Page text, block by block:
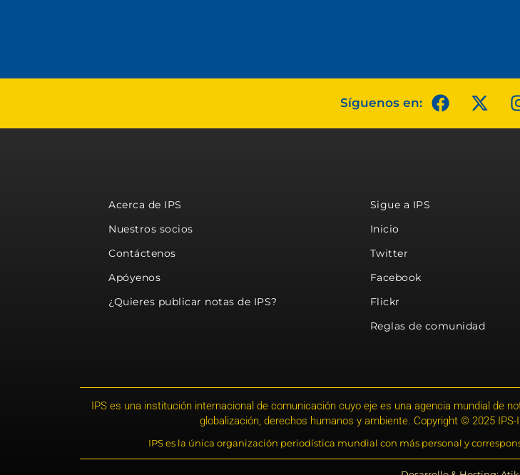
Síguenos en:
Acerca de IPS
Nuestros socios
Contáctenos
Apóyenos
¿Quieres publicar notas de IPS?
Sigue a IPS
Inicio
Twitter
Facebook
Flickr
Reglas de comunidad
IPS es una institución internacional de comunicación cuyo eje es una agencia mundial de
globalización, derechos humanos y ambiente. Copyright © 2025
IPS es la única organización periodística mundial con más personal y